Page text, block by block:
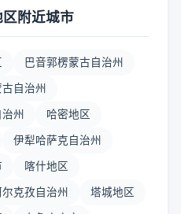
区附近城市
巴音郭楞蒙古自治州
自治州
州 哈密地区
伊犁哈萨克自治州
喀什地区
克孜自治州 塔城地区